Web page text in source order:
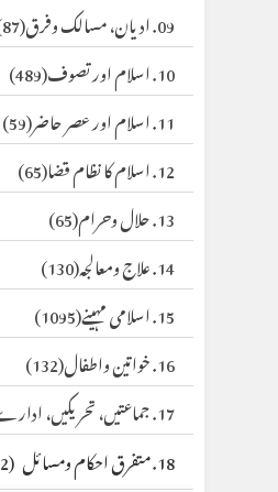
09. ادیان، مسالک وفرق
(87)
10. اسلام اور تصوف
(489)
11. اسلام اور عصر حاضر
(59)
12. اسلام کا نظام قضا
(65)
13. حلال وحرام
(65)
14. علاج ومعالجہ
(130)
15. اسلامی مہینے
(1095)
16. خواتین واطفال
(132)
17. جماعتیں، تحریکیں، ادارے
18. متفرق احکام ومسائل
(72)